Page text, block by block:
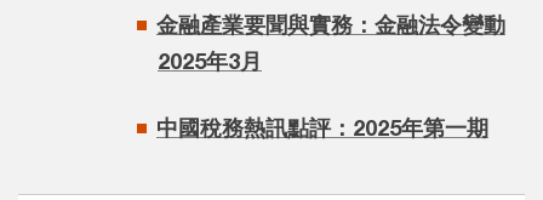
金融產業要聞與實務：金融法令變動
2025年3月
中國稅務熱訊點評：2025年第一期